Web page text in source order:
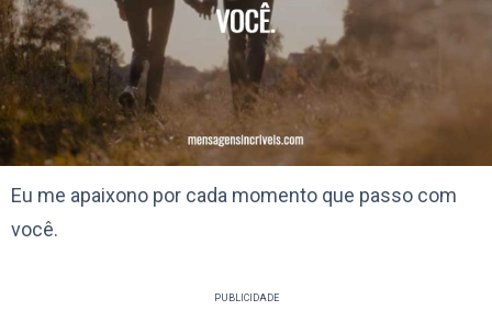
Eu me apaixono por cada momento que passo com
você.
PUBLICIDADE